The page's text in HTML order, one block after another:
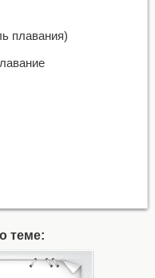
плавания)
теме: